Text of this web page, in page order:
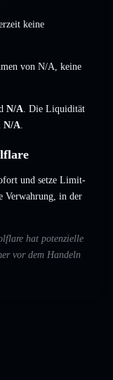
keine
von N/A, keine
N/A. Die Liquidität
N/A.
und setze Limit-
Verwahrung, in der
hat potenzielle
vor dem Handeln